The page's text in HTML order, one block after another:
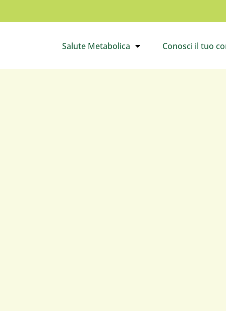
Apri il sottomenù
Salute Metabolica Apri
Conosci il tuo